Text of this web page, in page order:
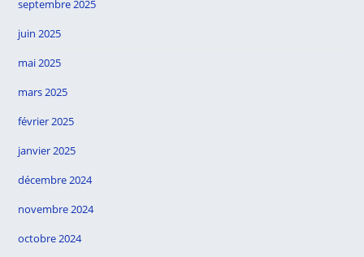
septembre 2025
juin 2025
mai 2025
mars 2025
février 2025
janvier 2025
décembre 2024
novembre 2024
octobre 2024